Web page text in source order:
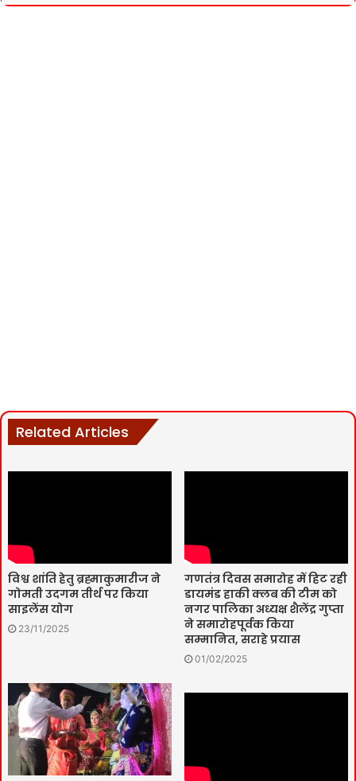
Related Articles
विश्व शांति हेतु ब्रह्माकुमारीज ने
गोमती उदगम तीर्थ पर किया
साइलेंस योग
23/11/2025
गणतंत्र दिवस समारोह में हिट रही
डायमंड हाकी क्लब की टीम को
नगर पालिका अध्यक्ष शैलेंद्र गुप्ता
ने समारोहपूर्वक किया
सम्मानित, सराहे प्रयास
01/02/2025